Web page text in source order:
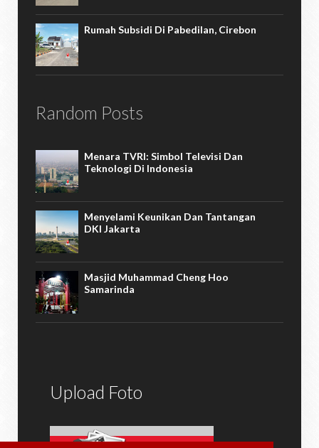
Rumah Subsidi Di Pabedilan, Cirebon
Random Posts
Menara TVRI: Simbol Televisi Dan
Teknologi Di Indonesia
Menyelami Keunikan Dan Tantangan
DKI Jakarta
Masjid Muhammad Cheng Hoo
Samarinda
Upload Foto